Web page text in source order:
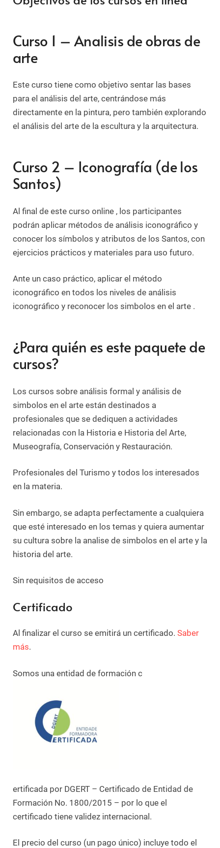
Curso 1 – Analisis de obras de
arte
Este curso tiene como objetivo sentar las bases
para el análisis del arte, centrándose más
directamente en la pintura, pero también explorando
el análisis del arte de la escultura y la arquitectura.
Curso 2 – Iconografía (de los
Santos)
Al final de este curso online , los participantes
podrán aplicar métodos de análisis iconográfico y
conocer los símbolos y atributos de los Santos, con
ejercicios prácticos y materiales para uso futuro.
Ante un caso práctico, aplicar el método
iconográfico en todos los niveles de análisis
iconográfico y reconocer los simbolos en el arte .
¿Para quién es este paquete de
cursos?
Los cursos sobre análisis formal y análisis de
simbolos en el arte están destinados a
profesionales que se dediquen a actividades
relacionadas con la Historia e Historia del Arte,
Museografía, Conservación y Restauración.
Profesionales del Turismo y todos los interesados ​​
en la materia.
Sin embargo, se adapta perfectamente a cualquiera
que esté interesado en los temas y quiera aumentar
su cultura sobre la analise de simbolos en el arte y la
historia del arte.
Sin requisitos de acceso
Certificado
Al finalizar el curso se emitirá un certificado. Saber
más.
Somos una entidad de formación c
ertificada por DGERT – Certificado de Entidad de
Formación No. 1800/2015 – por lo que el
certificado tiene validez internacional.
El precio del curso (un pago único) incluye todo el